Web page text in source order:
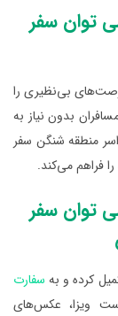
توان سفر
بی‌نظیری را
بدون نیاز به
منطقه شنگن سفر
توان سفر
کرده و به سفارت
ویزا، عکس‌های